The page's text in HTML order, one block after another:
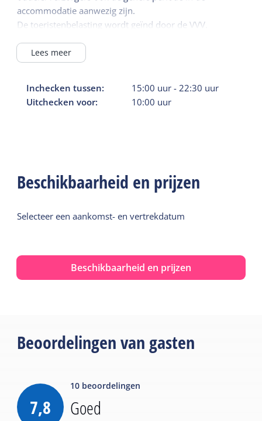
accommodatie aanwezig zijn.
De toeristenbelasting wordt geïnd door de VVV.
Lees meer
Inchecken tussen: 15:00 uur - 22:30 uur
Uitchecken voor:
10:00 uur
Beschikbaarheid en prijzen
Selecteer een aankomst- en vertrekdatum
Beschikbaarheid en prijzen
Beoordelingen van gasten
7,8
10 beoordelingen
Goed